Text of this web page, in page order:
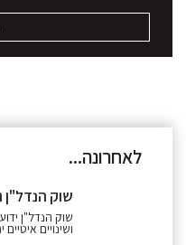
לאחרונה...
שוק הנדל"ן
שוק הנדל"ן
ושינויים